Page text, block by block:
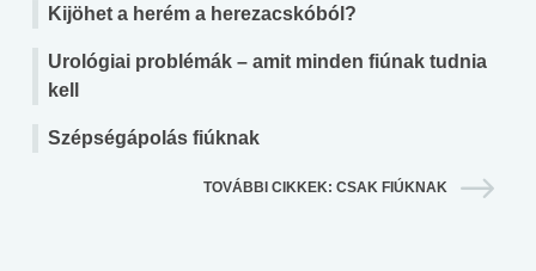
Kijöhet a herém a herezacskóból?
Urológiai problémák – amit minden fiúnak tudnia
kell
Szépségápolás fiúknak
TOVÁBBI CIKKEK: CSAK FIÚKNAK